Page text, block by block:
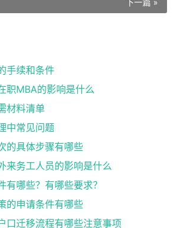
下一篇 »
手续和条件
职MBA的影响是什么
材料清单
中常见问题
的具体步骤有哪些
来务工人员的影响是什么
有哪些？有哪些要求？
的申请条件有哪些
口迁移流程有哪些注意事项